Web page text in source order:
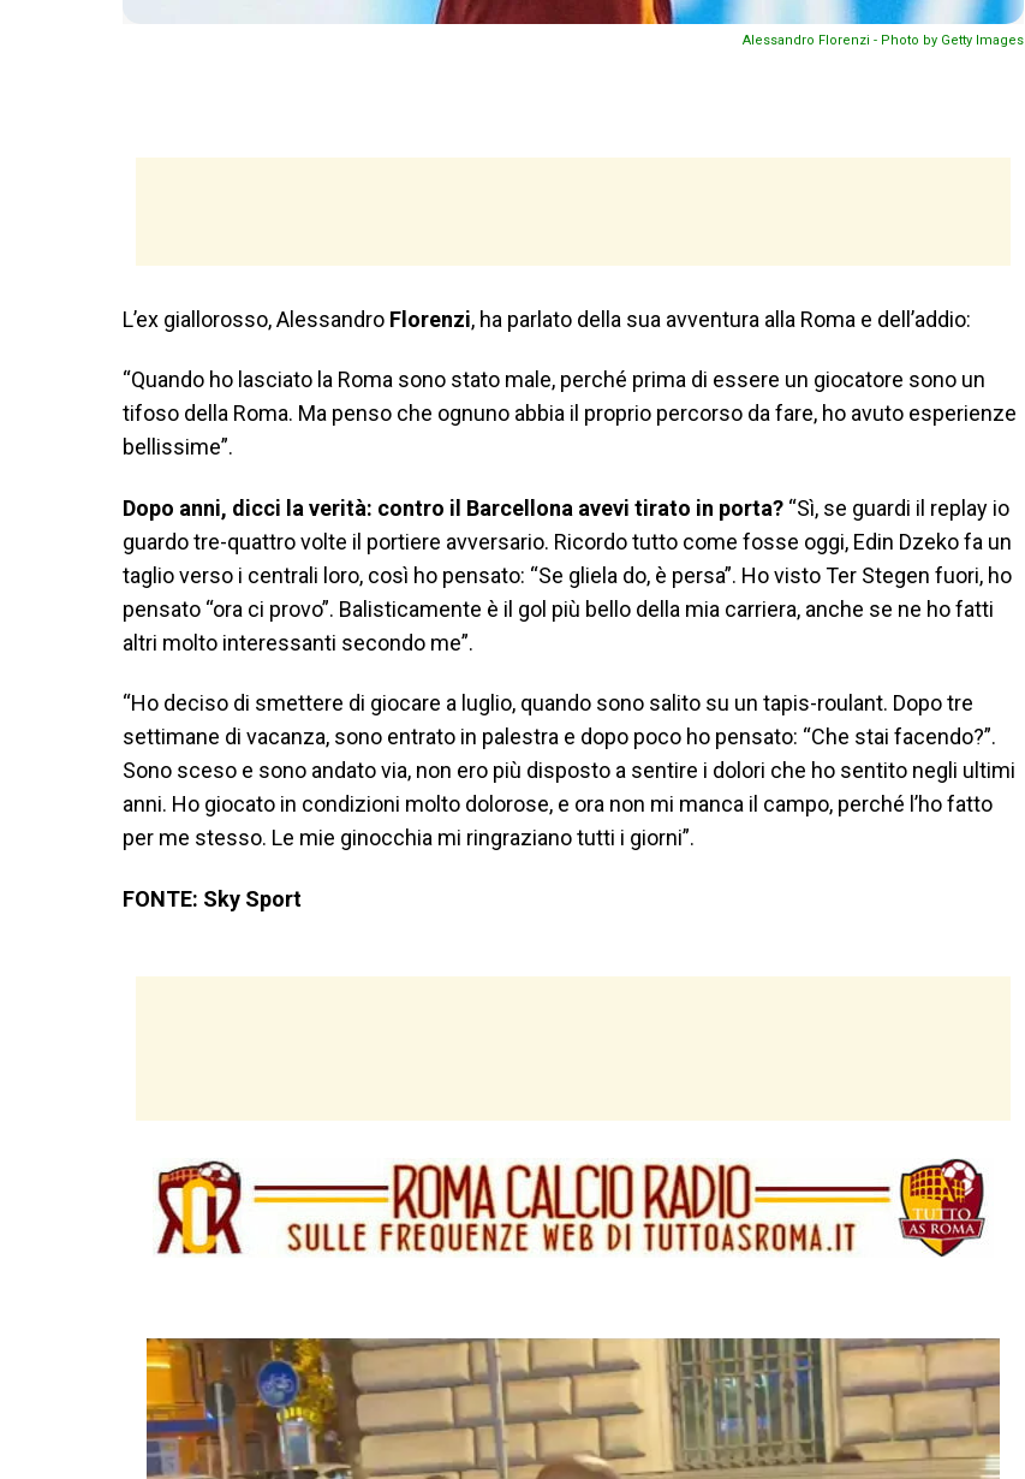
Alessandro Florenzi - Photo by Getty Images
L’ex giallorosso, Alessandro Florenzi, ha parlato della sua avventura alla Roma e dell’addio:
“Quando ho lasciato la Roma sono stato male, perché prima di essere un giocatore sono un
tifoso della Roma. Ma penso che ognuno abbia il proprio percorso da fare, ho avuto esperienze
bellissime”.
Dopo anni, dicci la verità: contro il Barcellona avevi tirato in porta? “Sì, se guardi il replay io
guardo tre-quattro volte il portiere avversario. Ricordo tutto come fosse oggi, Edin Dzeko fa un
taglio verso i centrali loro, così ho pensato: “Se gliela do, è persa”. Ho visto Ter Stegen fuori, ho
pensato “ora ci provo”. Balisticamente è il gol più bello della mia carriera, anche se ne ho fatti
altri molto interessanti secondo me”.
“Ho deciso di smettere di giocare a luglio, quando sono salito su un tapis-roulant. Dopo tre
settimane di vacanza, sono entrato in palestra e dopo poco ho pensato: “Che stai facendo?”.
Sono sceso e sono andato via, non ero più disposto a sentire i dolori che ho sentito negli ultimi
anni. Ho giocato in condizioni molto dolorose, e ora non mi manca il campo, perché l’ho fatto
per me stesso. Le mie ginocchia mi ringraziano tutti i giorni”.
FONTE: Sky Sport